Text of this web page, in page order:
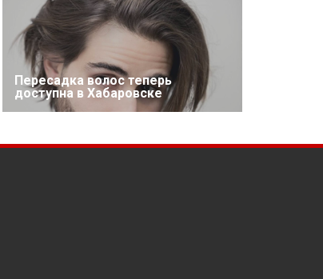
Пересадка волос теперь
доступна в Хабаровске